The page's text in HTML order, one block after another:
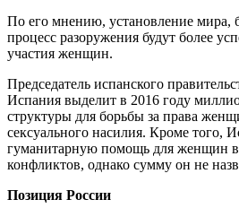
По его мнению, установление мира,
процесс разоружения будут более
участия женщин.
Председатель испанского
Испания выделит в 2016 году
структуры для борьбы за права
сексуального насилия. Кроме того,
гуманитарную помощь для женщин
конфликтов, однако сумму он не
Позиция России